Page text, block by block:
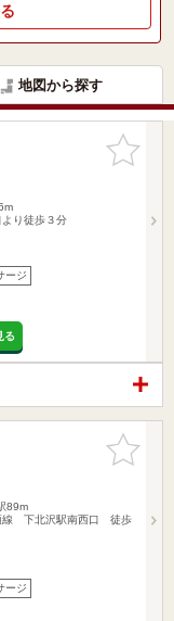
地図から探す
お気に入
りに追加
り徒歩３分
ージ
る
お気に入
りに追加
89m
線 下北沢駅南西口 徒歩
ージ